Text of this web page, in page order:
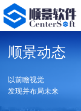
顺景动态
以前瞻视觉
发现并布局未来